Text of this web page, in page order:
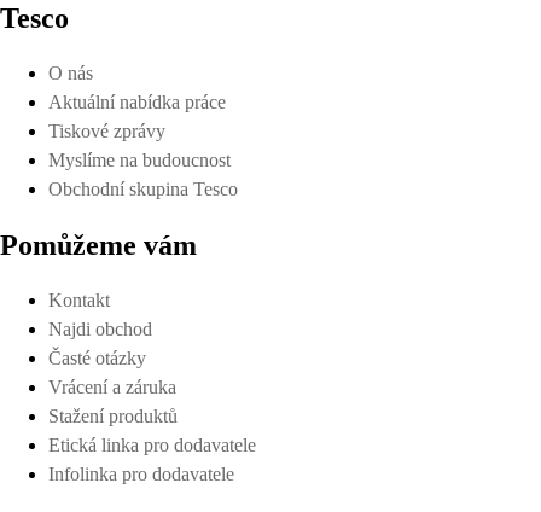
Tesco
O nás
Aktuální nabídka práce
Tiskové zprávy
Myslíme na budoucnost
Obchodní skupina Tesco
Pomůžeme vám
Kontakt
Najdi obchod
Časté otázky
Vrácení a záruka
Stažení produktů
Etická linka pro dodavatele
Infolinka pro dodavatele